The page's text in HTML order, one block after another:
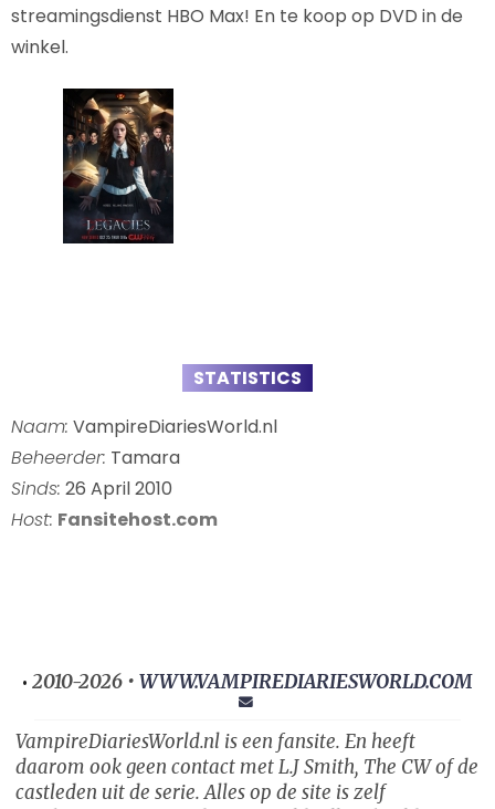
streamingsdienst HBO Max! En te koop op DVD in de
winkel.
STATISTICS
Naam: VampireDiariesWorld.nl
Beheerder: Tamara
Sinds: 26 April 2010
Host: Fansitehost.com
• 2010-2026 • WWW.VAMPIREDIARIESWORLD.COM
VampireDiariesWorld.nl is een fansite. En heeft
daarom ook geen contact met L.J Smith, The CW of de
castleden uit de serie. Alles op de site is zelf